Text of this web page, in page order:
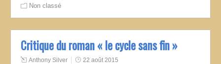
Non classé
Critique du roman « le cycle sans fin »
Anthony Silver 22 août 2015